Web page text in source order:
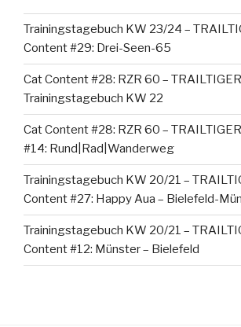
Trainingstagebuch KW 23/24 –
Content #29: Drei-Seen-65
Cat Content #28: RZR 60 – TRAILTIGER
Trainingstagebuch KW 22
Cat Content #28: RZR 60 – TRAILTIGER
#14: Rund|Rad|Wanderweg
Trainingstagebuch KW 20/21 –
Content #27: Happy Aua – Bielefeld-
Trainingstagebuch KW 20/21 –
Content #12: Münster – Bielefeld